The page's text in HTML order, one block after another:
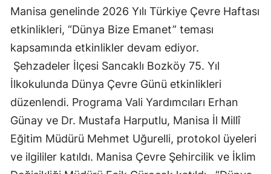
Manisa genelinde 2026 Yılı Türkiye Çevre Haftası
etkinlikleri, “Dünya Bize Emanet” teması
kapsamında etkinlikler devam ediyor.
Şehzadeler İlçesi Sancaklı Bozköy 75. Yıl
İlkokulunda Dünya Çevre Günü etkinlikleri
düzenlendi. Programa Vali Yardımcıları Erhan
Günay ve Dr. Mustafa Harputlu, Manisa İl Millî
Eğitim Müdürü Mehmet Uğurelli, protokol üyeleri
ve ilgililer katıldı. Manisa Çevre Şehircilik ve İklim